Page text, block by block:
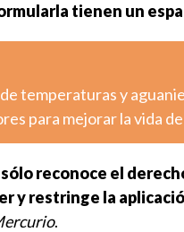
tienen un
temperaturas y
para mejorar la vida
reconoce el
y restringe la
.